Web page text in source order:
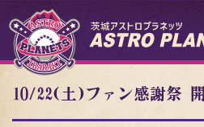
10/22(土)ファン感謝祭